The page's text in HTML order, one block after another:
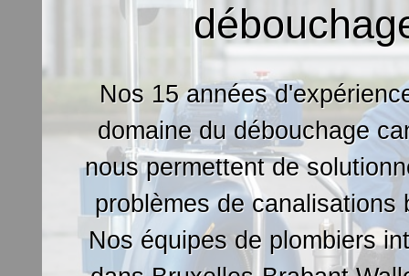
Nos 15 années
domaine du débouchage
nous permettent de
problèmes de canalisations
Nos équipes de plombiers